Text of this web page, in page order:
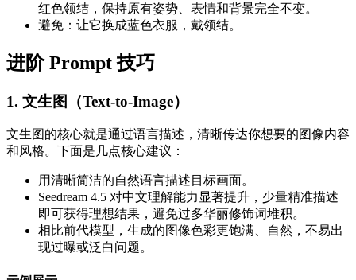
红色领结，保持原有姿势、表情和背景完全不变。
避免：让它换成蓝色衣服，戴领结。
进阶 Prompt 技巧
1. 文生图（Text-to-Image）
文生图的核心就是通过语言描述，清晰传达你想要的图像内容
和风格。下面是几点核心建议：
用清晰简洁的自然语言描述目标画面。
Seedream 4.5 对中文理解能力显著提升，少量精准描述
即可获得理想结果，避免过多华丽修饰词堆积。
相比前代模型，生成的图像色彩更饱满、自然，不易出
现过曝或泛白问题。